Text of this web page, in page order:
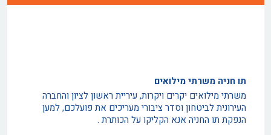
תו חניה משרתי מילואים
משרתי מילואים יקרים ויקרות, עיריית ראשון לציון והחברה
העירונית לביטחון וסדר ציבורי מעריכים את פועלכם, למען
הנפקת תו החניה אנא הקליקו על הכותרת .